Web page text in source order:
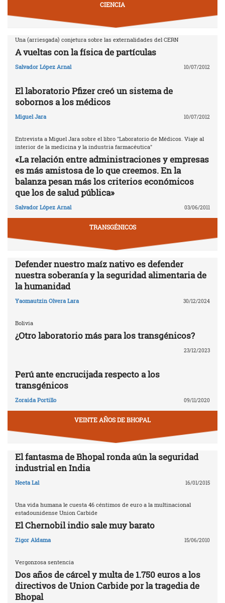
CIENCIA
Una (arriesgada) conjetura sobre las externalidades del CERN
A vueltas con la física de partículas
Salvador López Arnal 10/07/2012
El laboratorio Pfizer creó un sistema de
sobornos a los médicos
Miguel Jara 10/07/2012
Entrevista a Miguel Jara sobre el libro "Laboratorio de Médicos. Viaje al
interior de la medicina y la industria farmacéutica"
«La relación entre administraciones y empresas
es más amistosa de lo que creemos. En la
balanza pesan más los criterios económicos
que los de salud pública»
Salvador López Arnal 03/06/2011
TRANSGÉNICOS
Defender nuestro maíz nativo es defender
nuestra soberanía y la seguridad alimentaria de
la humanidad
Yaomautzin Olvera Lara 30/12/2024
Bolivia
¿Otro laboratorio más para los transgénicos?
23/12/2023
Perú ante encrucijada respecto a los
transgénicos
Zoraida Portillo 09/11/2020
VEINTE AÑOS DE BHOPAL
El fantasma de Bhopal ronda aún la seguridad
industrial en India
Neeta Lal 16/01/2015
Una vida humana le cuesta 46 céntimos de euro a la multinacional
estadounidense Union Carbide
El Chernobil indio sale muy barato
Zigor Aldama 15/06/2010
Vergonzosa sentencia
Dos años de cárcel y multa de 1.750 euros a los
directivos de Union Carbide por la tragedia de
Bhopal